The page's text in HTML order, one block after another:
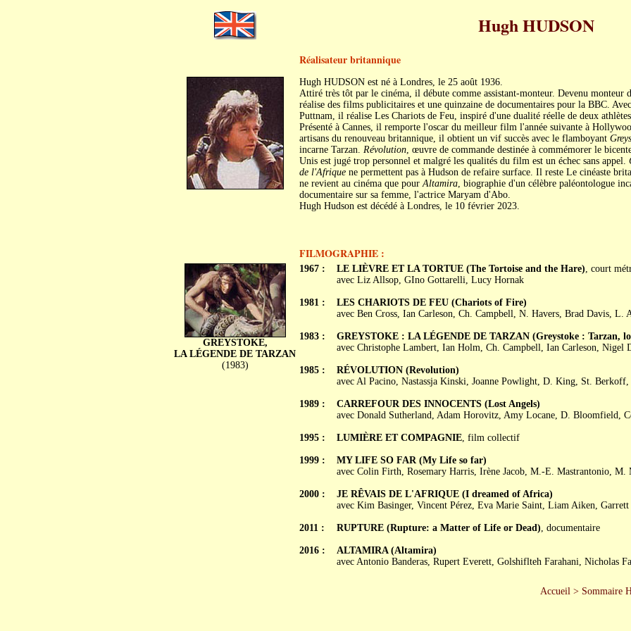
Hugh HUDSON
Réalisateur britannique
Hugh HUDSON est né à Londres, le 25 août 1936.
Attiré très tôt par le cinéma, il débute comme assistant-monteur. Devenu
réalise des films publicitaires et une quinzaine de documentaires pour la BBC.
Puttnam, il réalise Les Chariots de Feu, inspiré d'une dualité réelle de deux
Présenté à Cannes, il remporte l'oscar du meilleur film l'année suivante à
artisans du renouveau britannique, il obtient un vif succès avec le flamboyant
incarne Tarzan. Révolution, œuvre de commande destinée à commémorer le
Unis est jugé trop personnel et malgré les qualités du film est un échec sans appel.
de l'Afriquene permettent pas à Hudson de refaire surface. Il reste Le cinéaste
ne revient au cinéma que pourAltamira, biographie d'un célèbre paléontologue
documentaire sur sa femme, l'actrice Maryam d'Abo.
Hugh Hudson est décédé à Londres, le 10 février 2023.
FILMOGRAPHIE :
GREYSTOKE,
LA LÉGENDE DE TARZAN
(1983)
1967 :
1981 :
1983 :
1985 :
1989 :
1995 :
1999 :
2000 :
2011 :
2016 :
LE LIÈVRE ET LA TORTUE (The Tortoise and the Hare), court
avec Liz Allsop, GIno Gottarelli, Lucy Hornak
LES CHARIOTS DE FEU (Chariots of Fire)
avec Ben Cross, Ian Carleson, Ch. Campbell, N. Havers, Brad Davis, L.
GREYSTOKE : LA LÉGENDE DE TARZAN (Greystoke : Tarzan,
avec Christophe Lambert, Ian Holm, Ch. Campbell, Ian Carleson, Nigel
RÉVOLUTION (Revolution)
avec Al Pacino, Nastassja Kinski, Joanne Powlight, D. King, St. Berkoff,
CARREFOUR DES INNOCENTS (Lost Angels)
avec Donald Sutherland, Adam Horovitz, Amy Locane, D. Bloomfield,
LUMIÈRE ET COMPAGNIE, film collectif
MY LIFE SO FAR (My Life so far)
avec Colin Firth, Rosemary Harris, Irène Jacob, M.-E. Mastrantonio, M.
JE RÊVAIS DE L'AFRIQUE (I dreamed of Africa)
avec Kim Basinger, Vincent Pérez, Eva Marie Saint, Liam Aiken, Garrett
RUPTURE (Rupture: a Matter of Life or Dead), documentaire
ALTAMIRA (Altamira)
avec Antonio Banderas, Rupert Everett, Golshiflteh Farahani, Nicholas
Accueil> Sommaire